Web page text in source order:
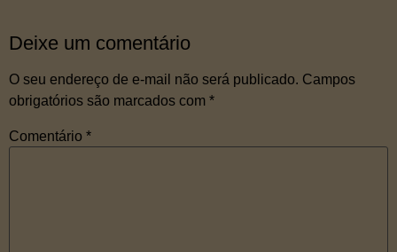
Deixe um comentário
O seu endereço de e-mail não será publicado. Campos
obrigatórios são marcados com *
Comentário *